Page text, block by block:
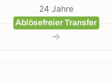
24 Jahre
Ablösefreier Transfer